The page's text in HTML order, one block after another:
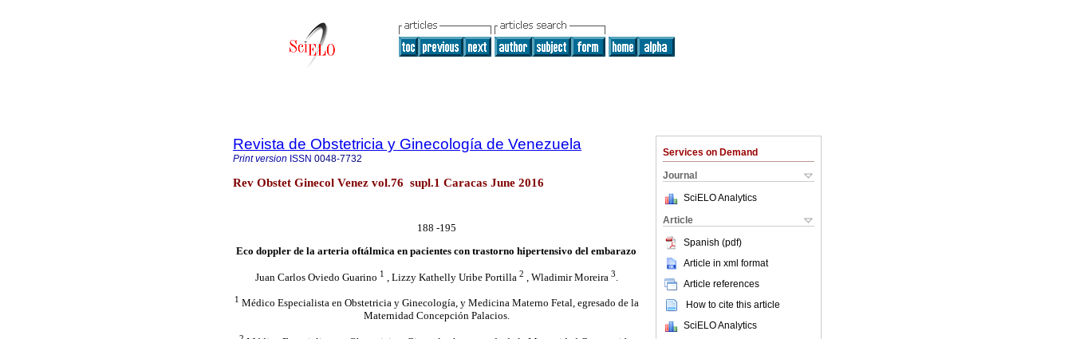
Services on Demand
Journal
SciELO Analytics
Article
Spanish (pdf)
Article in xml format
Article references
How to cite this article
SciELO Analytics
Revista de Obstetricia y Ginecología de Venezuela
Print version ISSN 0048-7732
Rev Obstet Ginecol Venez vol.76 supl.1 Caracas June 2016
188 -195
Eco doppler de la arteria oftálmica en pacientes con trastorno hipertensivo del embarazo
Juan Carlos Oviedo Guarino 1 , Lizzy Kathelly Uribe Portilla 2 , Wladimir Moreira 3
1 Médico Especialista en Obstetricia y Ginecología, y Medicina Materno Fetal, egresado de la
Maternidad Concepción Palacios.